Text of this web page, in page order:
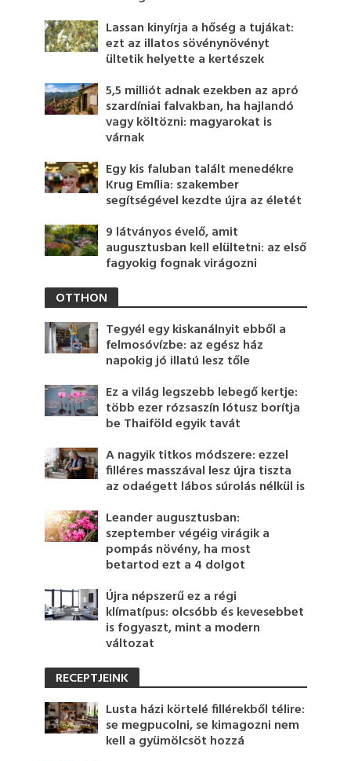
Lassan kinyírja a hőség a tujákat:
ezt az illatos sövénynövényt
ültetik helyette a kertészek
5,5 milliót adnak ezekben az apró
szardíniai falvakban, ha hajlandó
vagy költözni: magyarokat is
várnak
Egy kis faluban talált menedékre
Krug Emília: szakember
segítségével kezdte újra az életét
9 látványos évelő, amit
augusztusban kell elültetni: az első
fagyokig fognak virágozni
OTTHON
Tegyél egy kiskanálnyit ebből a
felmosóvízbe: az egész ház
napokig jó illatú lesz tőle
Ez a világ legszebb lebegő kertje:
több ezer rózsaszín lótusz borítja
be Thaiföld egyik tavát
A nagyik titkos módszere: ezzel
filléres masszával lesz újra tiszta
az odaégett lábos súrolás nélkül is
Leander augusztusban:
szeptember végéig virágik a
pompás növény, ha most
betartod ezt a 4 dolgot
Újra népszerű ez a régi
klímatípus: olcsóbb és kevesebbet
is fogyaszt, mint a modern
változat
RECEPTJEINK
Lusta házi körtelé fillérekből télire:
se megpucolni, se kimagozni nem
kell a gyümölcsöt hozzá